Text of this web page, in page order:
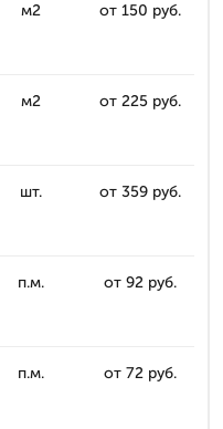
м2 от 150 руб.
м2 от 225 руб.
шт. от 359 руб.
п.м. от 92 руб.
п.м. от 72 руб.